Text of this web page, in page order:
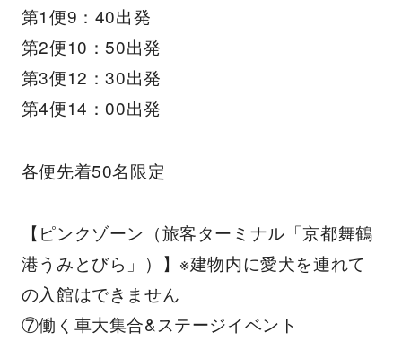
第1便9：40出発
第2便10：50出発
第3便12：30出発
第4便14：00出発
各便先着50名限定
【ピンクゾーン（旅客ターミナル「京都舞鶴
港うみとびら」）】※建物内に愛犬を連れて
の入館はできません
⑦働く車大集合&ステージイベント